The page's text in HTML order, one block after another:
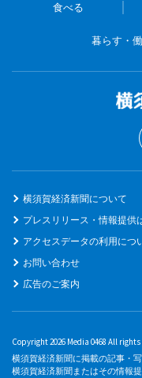
食べる
暮らす・
横須賀経済新聞について
プレスリリース・情報提供
アクセスデータの利用につ
お問い合わせ
広告のご案内
Copyright 2026 Media 0468 All
横須賀経済新聞に掲載の記事・
横須賀経済新聞またはその情報提